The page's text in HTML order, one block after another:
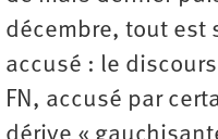
décembre, tout est
accusé : le
FN, accusé par